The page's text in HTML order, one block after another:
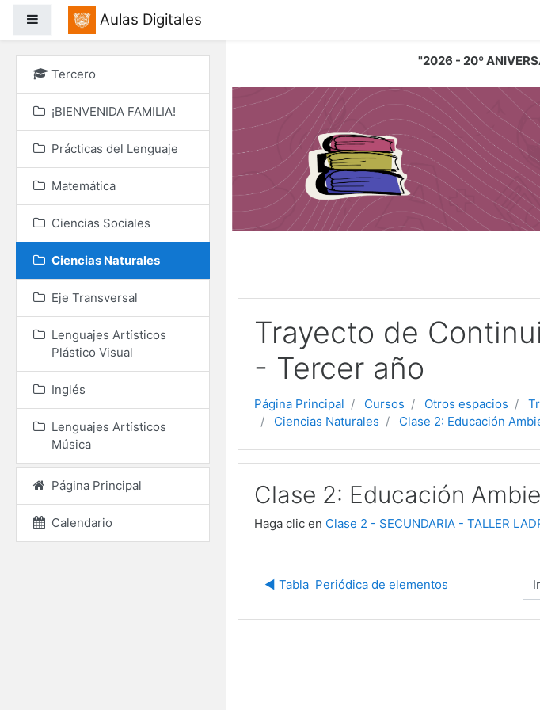
"2026 - 20º
Panel lateralAulas Digitales
Trayecto de
- Tercer año
Página Principal Cursos Otros espacios
Ciencias Naturales
Clase 2: Educación
Clase 2: Educación
Haga clic en Clase 2 - SECUNDARIA - TALLER
◀︎ Tabla  Periódica de elementos Ir a...
Tercero
¡BIENVENIDA FAMILIA!
Prácticas del Lenguaje
Matemática
Ciencias Sociales
Ciencias Naturales
Eje Transversal
Lenguajes Artísticos
Plástico Visual
Inglés
Lenguajes Artísticos
Música
Página Principal
Calendario